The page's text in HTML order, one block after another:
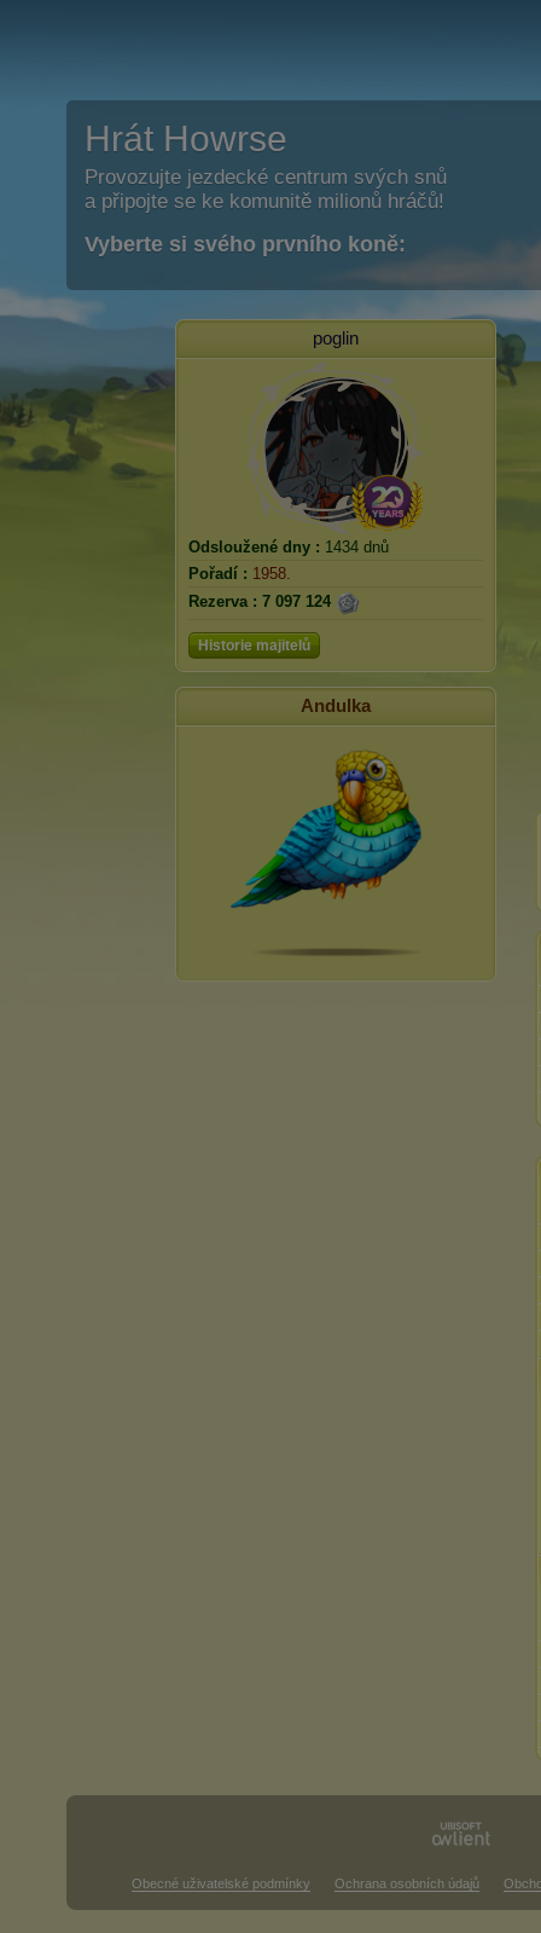
Hrát Howrse
Provozujte jezdecké centrum svých snů
a připojte se ke komunitě milionů hráčů!
Vyberte si svého prvního koně:
poglin
Odsloužené dny : 1434 dnů
Pořadí : 1958.
Rezerva : 7 097 124
Historie majitelů
Andulka
Obecné uživatelské podmínky Ochrana osobních údajů